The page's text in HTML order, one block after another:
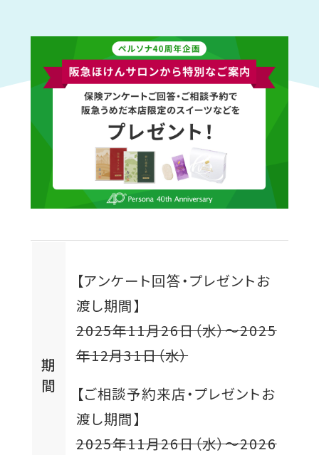
期
間
【アンケート回答・プレゼントお
渡し期間】
2025年11月26日（水）〜2025
年12月31日（水）
【ご相談予約来店・プレゼントお
渡し期間】
2025年11月26日（水）〜2026